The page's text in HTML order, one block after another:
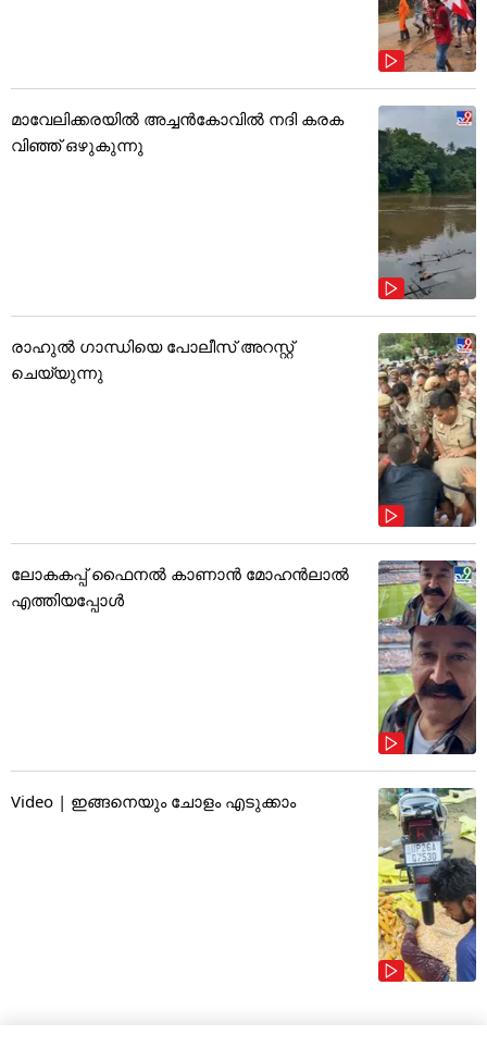
മാവേലിക്കരയിൽ അച്ചൻകോവിൽ നദി കരക
വിഞ്ഞ് ഒഴുകുന്നു
രാഹുൽ ഗാന്ധിയെ പോലീസ് അറസ്റ്റ്
ചെയ്യുന്നു
ലോകകപ്പ് ഫൈനൽ കാണാൻ മോഹൻലാൽ
എത്തിയപ്പോൾ
Video | ഇങ്ങനെയും ചോളം എടുക്കാം